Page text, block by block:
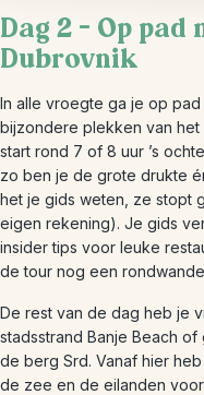
Dag 2 – Op
Dubrovnik
In alle vroegte ga je op
bijzondere plekken van het
start rond 7 of 8 uur ’s
zo ben je de grote drukte
het je gids weten, ze stopt
eigen rekening). Je gids
insider tips voor leuke
de tour nog een
De rest van de dag heb je
stadsstrand Banje Beach
de berg Srd. Vanaf hier
de zee en de eilanden